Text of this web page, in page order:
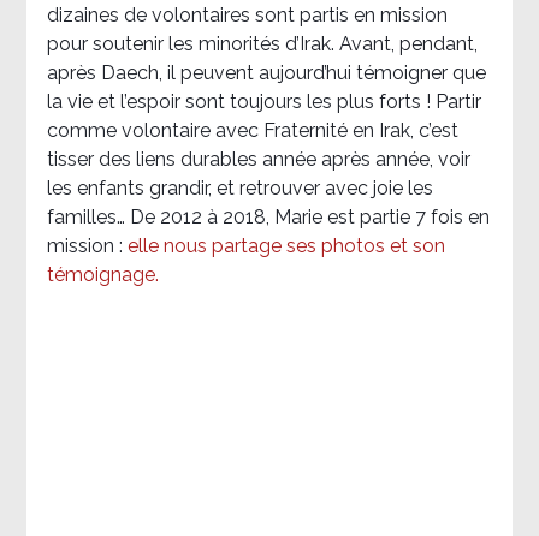
dizaines de volontaires sont partis en mission
pour soutenir les minorités d’Irak. Avant, pendant,
après Daech, il peuvent aujourd’hui témoigner que
la vie et l’espoir sont toujours les plus forts ! Partir
comme volontaire avec Fraternité en Irak, c’est
tisser des liens durables année après année, voir
les enfants grandir, et retrouver avec joie les
familles… De 2012 à 2018, Marie est partie 7 fois en
mission : elle nous partage ses photos et son
témoignage.